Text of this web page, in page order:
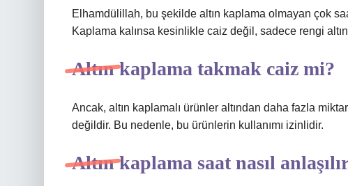
Elhamdülillah, bu şekilde altın kaplama olmayan çok
Kaplama kalınsa kesinlikle caiz değil, sadece rengi
Altın kaplama takmak caiz mi?
Ancak, altın kaplamalı ürünler altından daha fazla
değildir. Bu nedenle, bu ürünlerin kullanımı izinlidir.
Altın kaplama saat nasıl